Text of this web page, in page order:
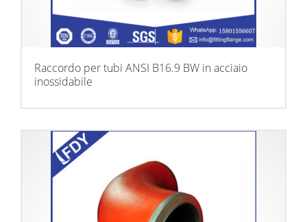
Raccordo per tubi ANSI B16.9 BW in acciaio
inossidabile